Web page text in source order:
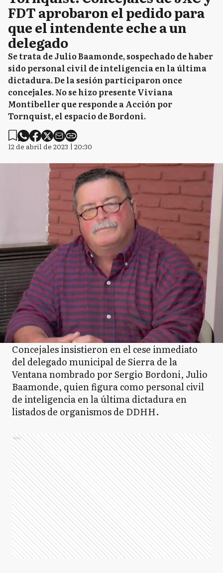
FDT aprobaron el pedido para
que el intendente eche a un
delegado
Se trata de Julio Baamonde, sospechado de haber
sido personal civil de inteligencia en la última
dictadura. De la sesión participaron once
concejales. No se hizo presente Viviana
Montibeller que responde a Acción por
Tornquist, el espacio de Bordoni.
12 de abril de 2023 | 20:30
Concejales insistieron en el cese inmediato
del delegado municipal de Sierra de la
Ventana nombrado por Sergio Bordoni, Julio
Baamonde, quien figura como personal civil
de inteligencia en la última dictadura en
listados de organismos de DDHH.
Ads